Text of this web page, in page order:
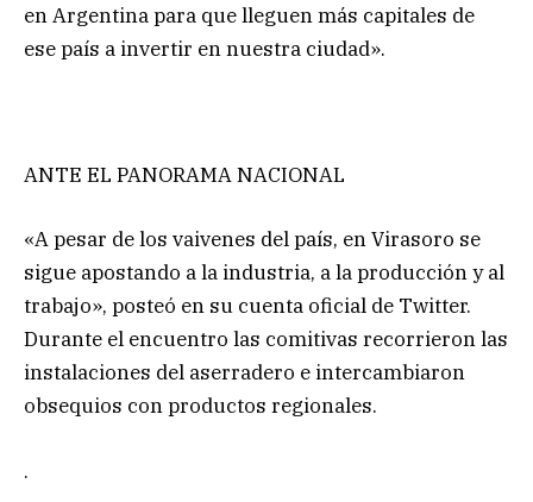
en Argentina para que lleguen más capitales de
ese país a invertir en nuestra ciudad».
ANTE EL PANORAMA NACIONAL
«A pesar de los vaivenes del país, en Virasoro se
sigue apostando a la industria, a la producción y al
trabajo», posteó en su cuenta oficial de Twitter.
Durante el encuentro las comitivas recorrieron las
instalaciones del aserradero e intercambiaron
obsequios con productos regionales.
.